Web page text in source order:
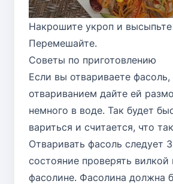
Накрошите укроп и высыпьте
Перемешайте.
Советы по приготовлению
Если вы отвариваете фасоль,
отвариванием дайте ей
немного в воде. Так будет
вариться и считается, что
Отваривать фасоль следует
состояние проверять вилкой
фасолине. Фасолина должна